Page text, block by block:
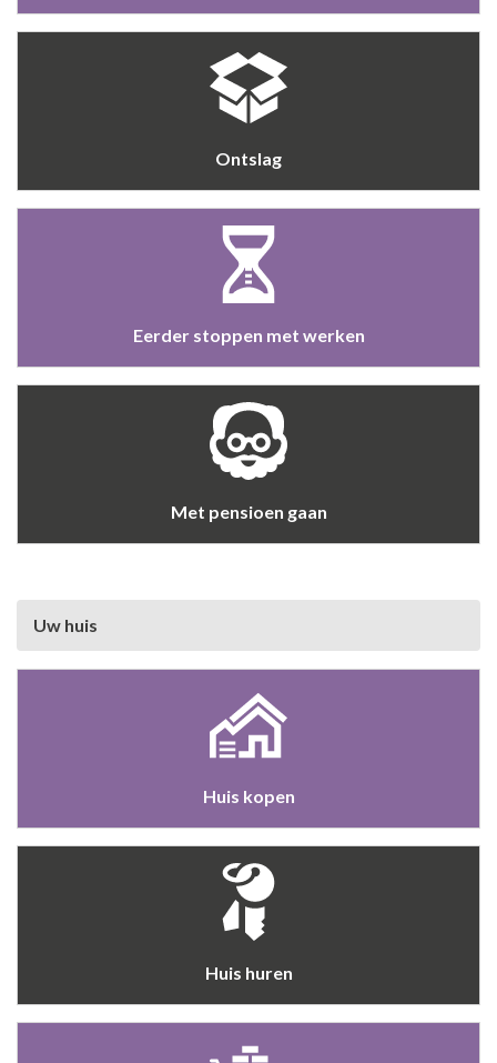
Ontslag
Eerder stoppen met werken
Met pensioen gaan
Uw huis
Huis kopen
Huis huren